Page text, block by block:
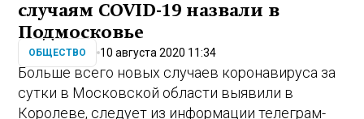
случаям COVID-19 назвали в
Подмосковье
ОБЩЕСТВО 10 августа 2020 11:34
Больше всего новых случаев коронавируса за
сутки в Московской области выявили в
Королеве, следует из информации телеграм-